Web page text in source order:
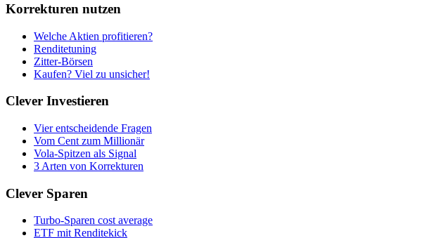
Korrekturen nutzen
Welche Aktien profitieren?
Renditetuning
Zitter-Börsen
Kaufen? Viel zu unsicher!
Clever Investieren
Vier entscheidende Fragen
Vom Cent zum Millionär
Vola-Spitzen als Signal
3 Arten von Korrekturen
Clever Sparen
Turbo-Sparen cost average
ETF mit Renditekick